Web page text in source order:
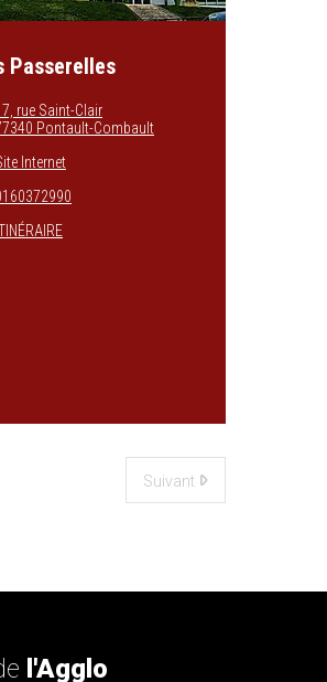
Passerelles
rue Saint-Clair
Pontault-Combault
Internet
Suivant
l'Agglo